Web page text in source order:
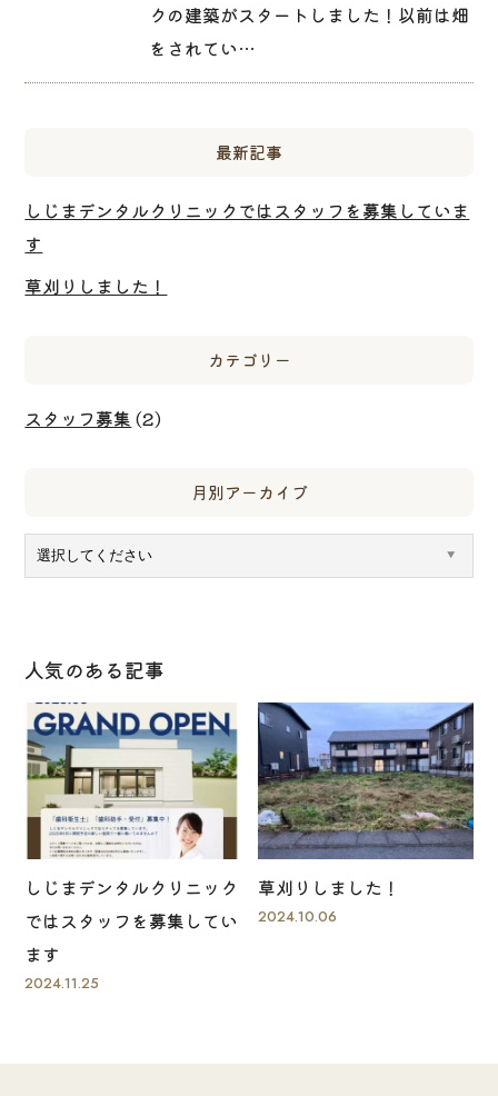
クの建築がスタートしました！以前は畑
をされてい…
最新記事
しじまデンタルクリニックではスタッフを募集していま
す
草刈りしました！
カテゴリー
スタッフ募集 (2)
月別アーカイブ
人気のある記事
しじまデンタルクリニック
ではスタッフを募集してい
ます
2024.11.25
草刈りしました！
2024.10.06